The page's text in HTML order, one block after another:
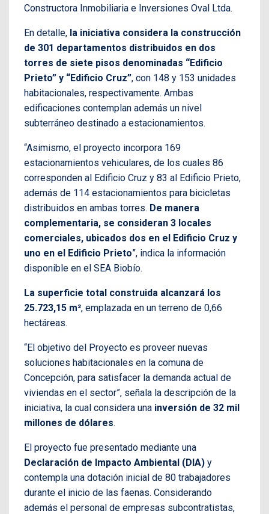
Constructora Inmobiliaria e Inversiones Oval Ltda.
En detalle, la iniciativa considera la construcción
de 301 departamentos distribuidos en dos
torres de siete pisos denominadas “Edificio
Prieto” y “Edificio Cruz”, con 148 y 153 unidades
habitacionales, respectivamente. Ambas
edificaciones contemplan además un nivel
subterráneo destinado a estacionamientos.
“Asimismo, el proyecto incorpora 169
estacionamientos vehiculares, de los cuales 86
corresponden al Edificio Cruz y 83 al Edificio Prieto,
además de 114 estacionamientos para bicicletas
distribuidos en ambas torres. De manera
complementaria, se consideran 3 locales
comerciales, ubicados dos en el Edificio Cruz y
uno en el Edificio Prieto”, indica la información
disponible en el SEA Biobío.
La superficie total construida alcanzará los
25.723,15 m², emplazada en un terreno de 0,66
hectáreas.
“El objetivo del Proyecto es proveer nuevas
soluciones habitacionales en la comuna de
Concepción, para satisfacer la demanda actual de
viviendas en el sector”, señala la descripción de la
iniciativa, la cual considera una inversión de 32 mil
millones de dólares.
El proyecto fue presentado mediante una
Declaración de Impacto Ambiental (DIA) y
contempla una dotación inicial de 80 trabajadores
durante el inicio de las faenas. Considerando
además el personal de empresas subcontratistas,